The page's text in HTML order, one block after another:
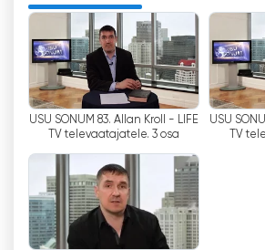
L'un des aspects uniques de LIFE
coopération avec diverses
chrétiennes, ministères et
ecclésiastiques. En s'associant à
différentes entités, la chaîne est
d 'offrir une gamme variée de
représentent différentes
perspectives chrétiennes.
permet aux téléspectateurs de
richesse et la diversité de la foi
LIFE TV diffuse des émissions
USU SÕNUM 83. Allan Kroll - LIFE
TV televaatajatele. 3 osa
USU
TV